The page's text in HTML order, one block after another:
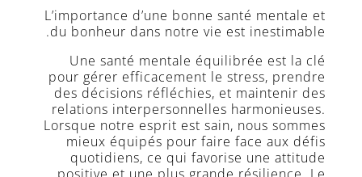
L’importance d’une bonne santé mentale et
du bonheur dans notre vie est inestimable.
Une santé mentale équilibrée est la clé
pour gérer efficacement le stress, prendre
des décisions réfléchies, et maintenir des
relations interpersonnelles harmonieuses.
Lorsque notre esprit est sain, nous sommes
mieux équipés pour faire face aux défis
quotidiens, ce qui favorise une attitude